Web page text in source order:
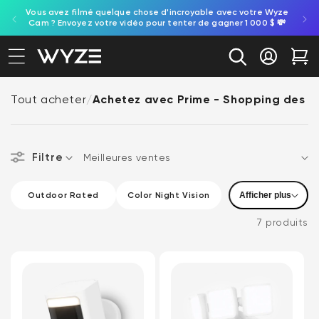
au contenu
d'accessibilité
Vous avez filmé quelque chose d'incroyable avec votre Wyze
Cam ? Envoyez votre vidéo pour tenter de gagner 1 000 $ 💸
Se
Tout acheter/Achetez avec Prime - Shopping des
Filtre
Trier par
FONCTIONNALITÉS DE L'APPAREIL PHOTO
Outdoor Rated
Outdoor Rated (1 produit)
Color Night Vision
Color Night Vision (1
Audio bidirectionnel (5 produits)Câblé (câblé) (3 produits)
Afficher plus
7 produits